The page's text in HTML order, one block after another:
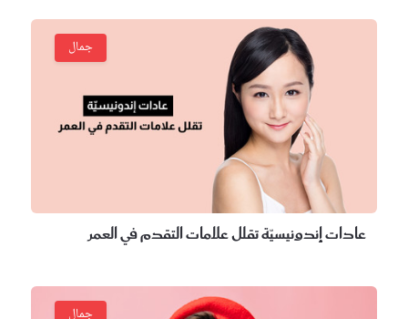
إندونيسيّة تقلل علامات التقدم في العمر